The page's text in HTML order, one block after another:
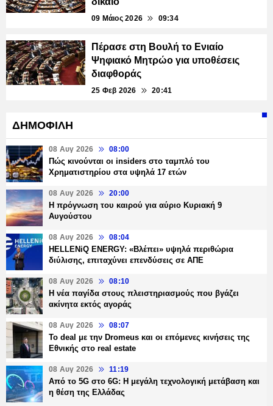
09 Μάιος 2026 09:34
Πέρασε στη Βουλή το Ενιαίο
Ψηφιακό Μητρώο για υποθέσεις
διαφθοράς
25 Φεβ 2026 20:41
ΔΗΜΟΦΙΛΗ
08 Αυγ 2026 08:00
Πώς κινούνται οι insiders στο ταμπλό του
Χρηματιστηρίου στα υψηλά 17 ετών
08 Αυγ 2026 20:00
Η πρόγνωση του καιρού για αύριο Κυριακή 9
Αυγούστου
08 Αυγ 2026 08:04
HELLENiQ ENERGY: «Βλέπει» υψηλά περιθώρια
διύλισης, επιταχύνει επενδύσεις σε ΑΠΕ
08 Αυγ 2026 08:10
Η νέα παγίδα στους πλειστηριασμούς που βγάζει
ακίνητα εκτός αγοράς
08 Αυγ 2026 08:07
Το deal με την Dromeus και οι επόμενες κινήσεις της
Εθνικής στο real estate
08 Αυγ 2026 11:19
Από το 5G στο 6G: Η μεγάλη τεχνολογική μετάβαση και
η θέση της Ελλάδας